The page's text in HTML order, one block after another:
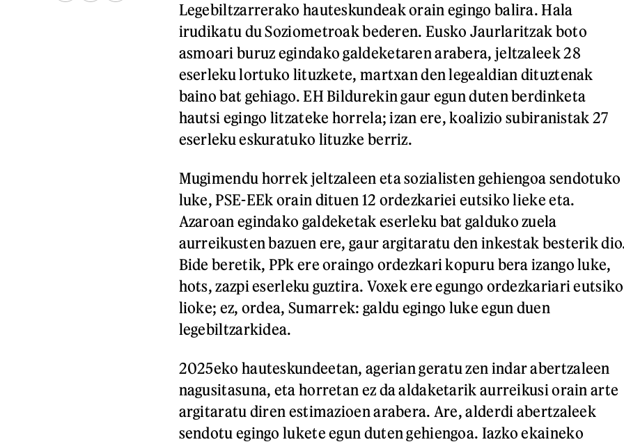
Legebiltzarrerako hauteskundeak orain egingo balira. Hala
irudikatu du Soziometroak bederen. Eusko Jaurlaritzak boto
asmoari buruz egindako galdeketaren arabera, jeltzaleek 28
eserleku lortuko lituzkete, martxan den legealdian dituztenak
baino bat gehiago. EH Bildurekin gaur egun duten berdinketa
hautsi egingo litzateke horrela; izan ere, koalizio subiranistak 27
eserleku eskuratuko lituzke berriz.
Mugimendu horrek jeltzaleen eta sozialisten gehiengoa sendotuko
luke, PSE-EEk orain dituen 12 ordezkariei eutsiko lieke eta.
Azaroan egindako galdeketak eserleku bat galduko zuela
aurreikusten bazuen ere, gaur argitaratu den inkestak besterik
Bide beretik, PPk ere oraingo ordezkari kopuru bera izango luke,
hots, zazpi eserleku guztira. Voxek ere egungo ordezkariari eutsiko
lioke; ez, ordea, Sumarrek: galdu egingo luke egun duen
legebiltzarkidea.
2025eko hauteskundeetan, agerian geratu zen indar abertzaleen
nagusitasuna, eta horretan ez da aldaketarik aurreikusi orain arte
argitaratu diren estimazioen arabera. Are, alderdi abertzaleek
sendotu egingo lukete egun duten gehiengoa. Iazko ekaineko